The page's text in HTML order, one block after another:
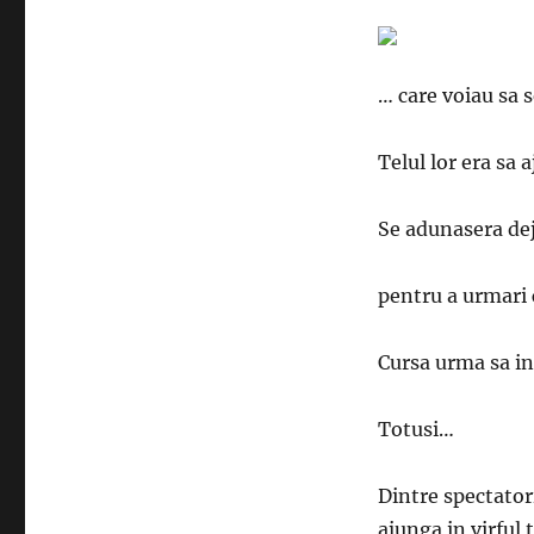
… care voiau sa
Telul lor era sa
Se adunasera
pentru a urmari
Cursa urma sa
Totusi…
Dintre